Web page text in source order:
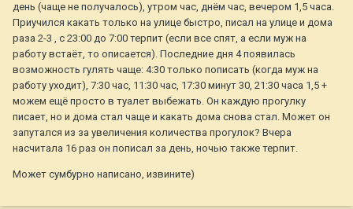
день (чаще не получалось), утром час, днём час, вечером 1,5 часа.
Приучился какать только на улице быстро, писал на улице и дома
раза 2-3 , с 23:00 до 7:00 терпит (если все спят, а если муж на
работу встаёт, то описается). Последние дня 4 появилась
возможность гулять чаще: 4:30 только пописать (когда муж на
работу уходит), 7:30 час, 11:30 час, 17:30 минут 30, 21:30 часа 1,5 +
можем ещё просто в туалет выбежать. Он каждую прогулку
писает, но и дома стал чаще и какать дома снова стал. Может он
запутался из за увеличения количества прогулок? Вчера
насчитала 16 раз он пописал за день, ночью также терпит.
Может сумбурно написано, извините)